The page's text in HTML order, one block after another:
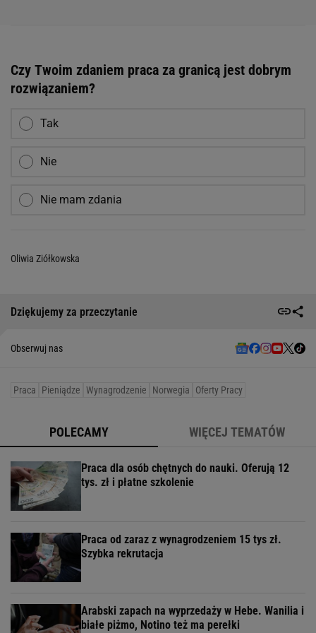
Czy Twoim zdaniem praca za granicą jest dobrym
rozwiązaniem?
Tak
Nie
Nie mam zdania
Oliwia Ziółkowska
Dziękujemy za przeczytanie
Obserwuj nas
Praca Pieniądze Wynagrodzenie Norwegia Oferty Pracy
POLECAMY WIĘCEJ TEMATÓW
Praca dla osób chętnych do nauki. Oferują 12
tys. zł i płatne szkolenie
Praca od zaraz z wynagrodzeniem 15 tys zł.
Szybka rekrutacja
Arabski zapach na wyprzedaży w Hebe. Wanilia i
białe piżmo, Notino też ma perełki